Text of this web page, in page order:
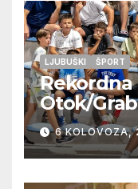
LJUBUŠKI ŠPORT
Rekordna
Otok/
Pregrađa
Veljaci i
natjecanje
6